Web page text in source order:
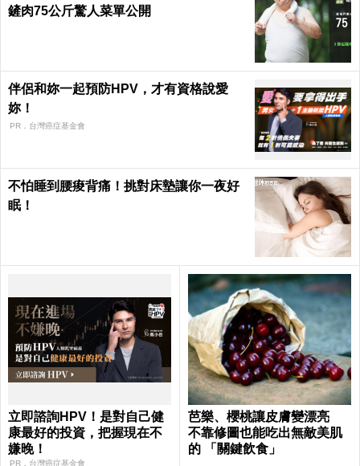
鏟肉75公斤驚人菜單公開
伴侶和妳一起預防HPV，才有資格說愛
妳！
PR．台灣癌症基金會
不怕睡到腰痠背痛！挑對床墊讓你一夜好
眠！
立即諮詢HPV！是對自己健
康最好的投資，把握現在不
嫌晚！
PR．台灣癌症基金會
芭樂、櫻桃讓皮膚變漂亮
不靠修圖也能吃出無敵美肌
的 「關鍵飲食」